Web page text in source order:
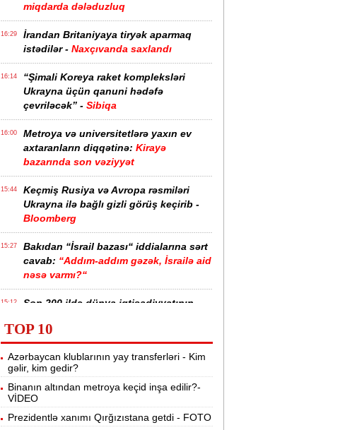
miqdarda dələduzluq
16:29
İrandan Britaniyaya tiryək aparmaq
istədilər - Naxçıvanda saxlandı
16:14
“Şimali Koreya raket kompleksləri
Ukrayna üçün qanuni hədəfə
çevriləcək” - Sibiqa
16:00
Metroya və universitetlərə yaxın ev
axtaranların diqqətinə: Kirayə
bazarında son vəziyyət
15:44
Keçmiş Rusiya və Avropa rəsmiləri
Ukrayna ilə bağlı gizli görüş keçirib -
Bloomberg
15:27
Bakıdan “İsrail bazası“ iddialarına sərt
cavab: “Addım-addım gəzək, İsrailə aid
nəsə varmı?“
15:12
Son 200 ildə dünya iqtisadiyyatının
14:58 Türkiyə ordusunda bir ilk:Polkovnik
Özlem Karapınar general oldu
14:42
Mərkəzi Bank yoxlama apardı:
“Manato“ 50, rəhbəri 10 min manat
cərimələndi
TOP 10
Azərbaycan klublarının yay transferləri - Kim
gəlir, kim gedir?
Binanın altından metroya keçid inşa edilir?-
VİDEO
Prezidentlə xanımı Qırğızıstana getdi - FOTO